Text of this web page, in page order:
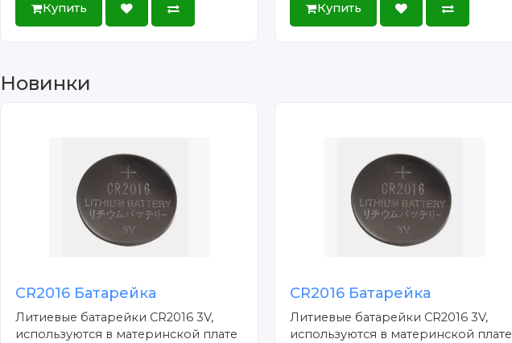
Купить Купить
Новинки
CR2016 Батарейка
Литиевые батарейки CR2016 3V,
используются в материнской плате
CR2016 Батарейка
Литиевые батарейки CR2016 3V,
используются в материнской плате